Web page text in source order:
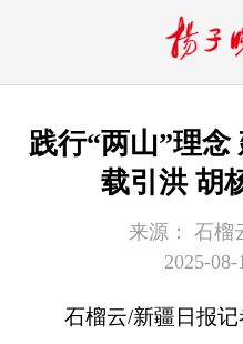
践行“两山”理
载引洪 胡
来源：
石榴
2025-08-
石榴云/新疆日报